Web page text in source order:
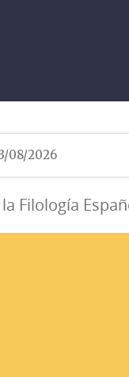
08/2026
Filología